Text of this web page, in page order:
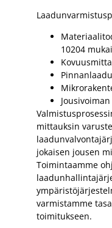
10204
mittauksin
jokaisen jousen
Toimintaamme
varmistamme
toimitukseen.